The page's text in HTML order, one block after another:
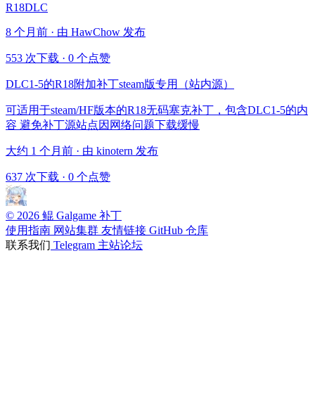
R18DLC
8 个月前 · 由 HawChow 发布
553 次下载 · 0 个点赞
DLC1-5的R18附加补丁steam版专用（站内源）
可适用于steam/HF版本的R18无码塞克补丁，包含DLC1-5的内
容 避免补丁源站点因网络问题下载缓慢
大约 1 个月前 · 由 kinotern 发布
637 次下载 · 0 个点赞
© 2026 鲲 Galgame 补丁
使用指南 网站集群 友情链接 GitHub 仓库
联系我们 Telegram 主站论坛